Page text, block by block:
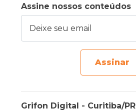
Assine nossos conteúdos
Assinar
Grifon Digital - Curitiba/PR